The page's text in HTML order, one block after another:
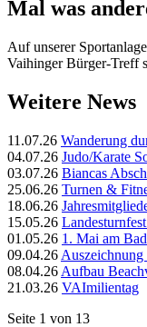
Mal was
Auf unserer
Vaihinger Bürger-Treff
Weitere News
11.07.26 Wanderung
04.07.26 Judo/Karate
03.07.26 Biancas
25.06.26 Turnen &
18.06.26
15.05.26
01.05.26 1. Mai am
09.04.26
08.04.26 Aufbau
21.03.26 VAImilientag
Seite 1 von 13